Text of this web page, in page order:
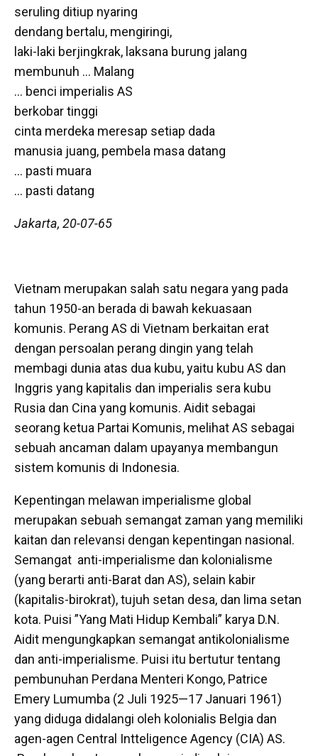
seruling ditiup nyaring
dendang bertalu, mengiringi,
laki-laki berjingkrak, laksana burung jalang
membunuh … Malang
… benci imperialis AS
berkobar tinggi
cinta merdeka meresap setiap dada
manusia juang, pembela masa datang
… pasti muara
… pasti datang
Jakarta, 20-07-65
Vietnam merupakan salah satu negara yang pada
tahun 1950-an berada di bawah kekuasaan
komunis. Perang AS di Vietnam berkaitan erat
dengan persoalan perang dingin yang telah
membagi dunia atas dua kubu, yaitu kubu AS dan
Inggris yang kapitalis dan imperialis sera kubu
Rusia dan Cina yang komunis. Aidit sebagai
seorang ketua Partai Komunis, melihat AS sebagai
sebuah ancaman dalam upayanya membangun
sistem komunis di Indonesia.
Kepentingan melawan imperialisme global
merupakan sebuah semangat zaman yang memiliki
kaitan dan relevansi dengan kepentingan nasional.
Semangat anti-imperialisme dan kolonialisme
(yang berarti anti-Barat dan AS), selain kabir
(kapitalis-birokrat), tujuh setan desa, dan lima setan
kota. Puisi ”Yang Mati Hidup Kembali” karya D.N.
Aidit mengungkapkan semangat antikolonialisme
dan anti-imperialisme. Puisi itu bertutur tentang
pembunuhan Perdana Menteri Kongo, Patrice
Emery Lumumba (2 Juli 1925—17 Januari 1961)
yang diduga didalangi oleh kolonialis Belgia dan
agen-agen Central Intteligence Agency (CIA) AS.